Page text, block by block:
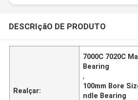
DESCRIçãO DE PRODUTO
Realçar:
7000C 7020C
Bearing
,
100mm Bore
ndle Bearing